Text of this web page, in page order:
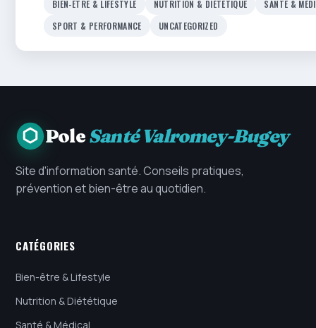
BIEN-ÊTRE & LIFESTYLE NUTRITION & DIÉTÉTIQUE
SANTÉ &
SPORT & PERFORMANCE
UNCATEGORIZED
PoleSanté Valromey-Bugey
Site d'information santé. Conseils pratiques,
prévention et bien-être au quotidien.
CATÉGORIES
Bien-être & Lifestyle
Nutrition & Diététique
Santé & Médical